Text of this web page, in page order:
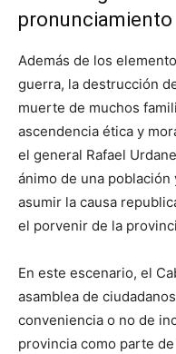
pronunciamiento
Además de los
guerra, la destrucción
muerte de muchos
ascendencia ética y
el general Rafael
ánimo de una
asumir la causa
el porvenir de la
En este escenario, el
asamblea de
conveniencia o no de
provincia como parte